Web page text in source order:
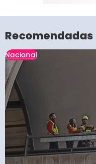
Recomendadas
Nacional